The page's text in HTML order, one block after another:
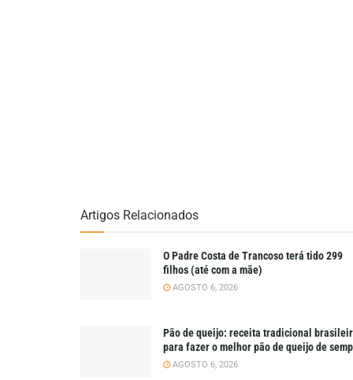
Artigos Relacionados
O Padre Costa de Trancoso terá tido 299
filhos (até com a mãe)
AGOSTO 6, 2026
Pão de queijo: receita tradicional
para fazer o melhor pão de queijo de
AGOSTO 6, 2026